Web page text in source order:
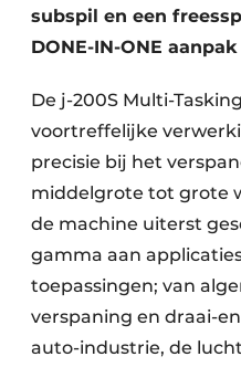
subspil en een
DONE-IN-ONE
De j-200S Multi-
voortreffelijke
precisie bij het
middelgrote tot grote
de machine uiterst
gamma aan
toepassingen; van
verspaning en draai-
auto-industrie, de